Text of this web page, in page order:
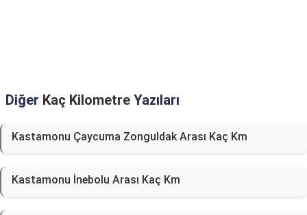
Diğer Kaç Kilometre Yazıları
Kastamonu Çaycuma Zonguldak Arası Kaç Km
Kastamonu İnebolu Arası Kaç Km